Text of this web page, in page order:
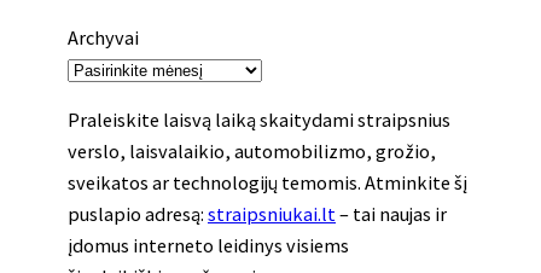
Archyvai
Praleiskite laisvą laiką skaitydami straipsnius
verslo, laisvalaikio, automobilizmo, grožio,
sveikatos ar technologijų temomis. Atminkite šį
puslapio adresą: straipsniukai.lt– tai naujas ir
įdomus interneto leidinys visiems